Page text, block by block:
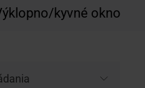
kyvné okno